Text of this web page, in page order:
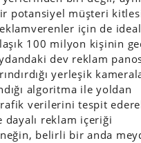
potansiyel müşteri
için de
100 milyon kişinin
dev reklam
yerleşik
algoritma ile yoldan
verilerini tespit
dayalı reklam içeriği
belirli bir anda